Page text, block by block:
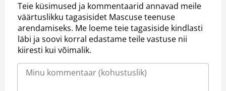
Teie küsimused ja kommentaarid annavad meile
väärtuslikku tagasisidet Mascuse teenuse
arendamiseks. Me loeme teie tagasiside kindlasti
läbi ja soovi korral edastame teile vastuse nii
kiiresti kui võimalik.